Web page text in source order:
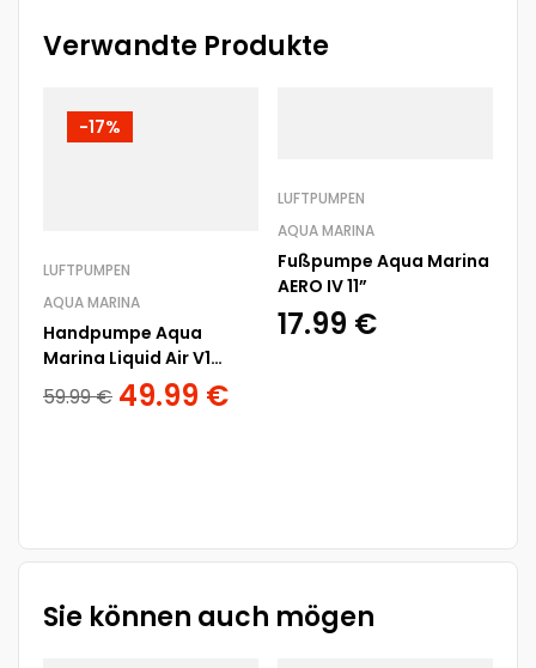
Verwandte Produkte
-17%
LUFTPUMPEN
AQUA MARINA
Handpumpe Aqua
Marina Liquid Air V1
Double Action 20 psi
59.99€ 49.99 €
LUFTPUMPEN
AQUA MARINA
Fußpumpe Aqua Marina
AERO IV 11”
17.99 €
Sie können auch mögen